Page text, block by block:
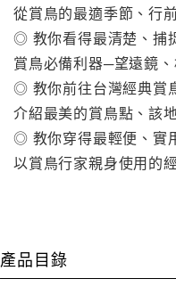
從賞鳥的最適季節、行
◎ 教你看得最清楚、捕
賞鳥必備利器─望遠鏡
◎ 教你前往台灣經典賞
介紹最美的賞鳥點、該
◎ 教你穿得最輕便、實
以賞鳥行家親身使用的
產品目錄